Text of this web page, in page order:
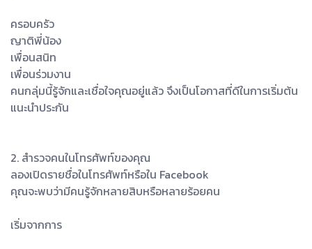
ครอบครัว
ญาติพี่น้อง
เพื่อนสนิท
เพื่อนร่วมงาน
คนกลุ่มนี้รู้จักและเชื่อใจคุณอยู่แล้ว จึงเป็นโอกาสที่ดีในการเริ่มต้น
แนะนำประกัน
2. สำรวจคนในโทรศัพท์ของคุณ
ลองเปิดรายชื่อในโทรศัพท์หรือใน Facebook
คุณจะพบว่ามีคนรู้จักหลายสิบหรือหลายร้อยคน
เริ่มจากการ